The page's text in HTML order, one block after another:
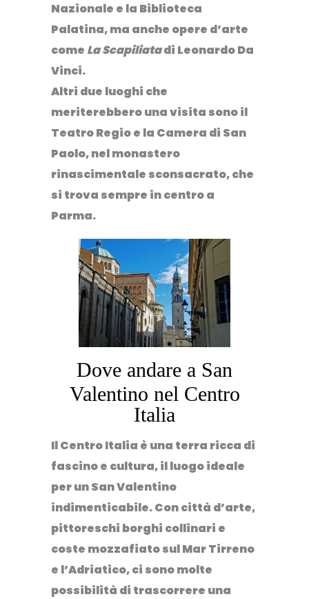
Nazionale e la Biblioteca
Palatina, ma anche opere d’arte
come La Scapiliatadi Leonardo Da
Vinci.
Altri due luoghi che
meriterebbero una visita sono il
Teatro Regioe la Camera di San
Paolo, nel monastero
rinascimentale sconsacrato, che
si trova sempre in centro a
Parma.
Dove andare a San
Valentino nel Centro
Italia
Il Centro Italia è una terra ricca di
fascino e cultura, il luogo ideale
per un San Valentino
indimenticabile. Concittà d’arte,
pittoreschi borghi collinari e
coste mozzafiato sul Mar Tirreno
e l’Adriatico, ci sono molte
possibilità di trascorrere una